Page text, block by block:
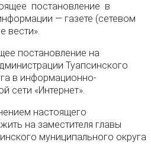
постановление в
— газете (сетевом
вести».
постановление на
Туапсинского
в информационно-
сети «Интернет».
настоящего
на заместителя главы
муниципального округа